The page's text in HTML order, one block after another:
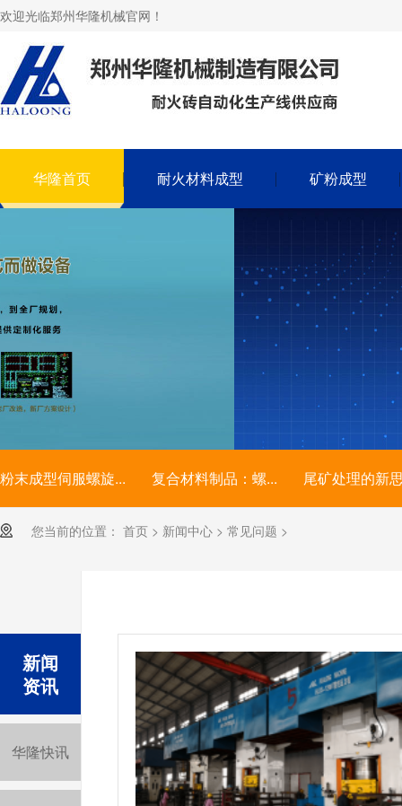
欢迎光临郑州华隆机械官网！
华隆首页 耐火材料成型 矿粉成型
粉末成型伺服螺旋... 复合材料制品：螺... 尾矿处理的新
您当前的位置： 首页 > 新闻中心 > 常见问题 >
新闻
资讯
华隆快讯